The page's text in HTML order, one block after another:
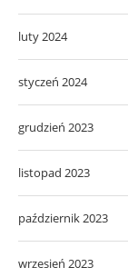
luty 2024
styczeń 2024
grudzień 2023
listopad 2023
październik 2023
wrzesień 2023